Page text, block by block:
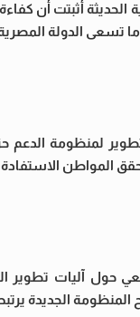
الحديثة أثبتت أن
تسعى الدولة
لمنظومة الدعم
المواطن
حول آليات
المنظومة الجديدة